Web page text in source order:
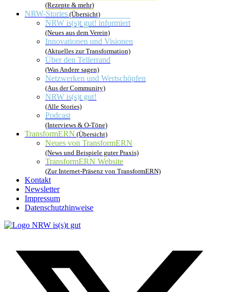
(Rezepte & mehr)
NRW-Stories (Übersicht)
NRW is(s)t gut! informiert
(Neues aus dem Verein)
Innovationen und Visionen
(Aktuelles zur Transformation)
Über den Tellerrand
(Was Andere sagen)
Netzwerken und Wertschöpfen
(Aus der Community)
NRW is(s)t gut!
(Alle Stories)
Podcast
(Interviews & O-Töne)
TransformERN (Übersicht)
Neues von TransformERN
(News und Beispiele guter Praxis)
TransformERN Website
(Zur Internet-Präsenz von TransformERN)
Kontakt
Newsletter
Impressum
Datenschutzhinweise